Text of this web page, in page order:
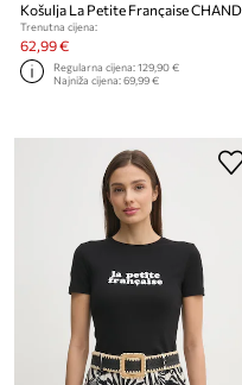
Trenutna cijena:
62,99 €
Regularna cijena:129,90 €
Najniža cijena:69,99 €